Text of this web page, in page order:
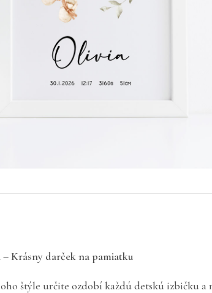
Krásny darček na pamiatku
štýle určite ozdobí každú detskú izbičku